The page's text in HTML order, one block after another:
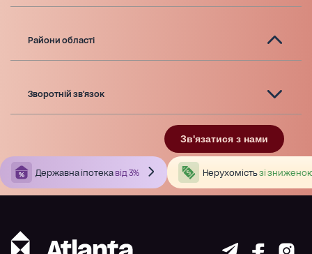
Райони області
Зворотній зв'язок
Зв'язатися з нами
Державна іпотека від 3% Нерухомістьзі